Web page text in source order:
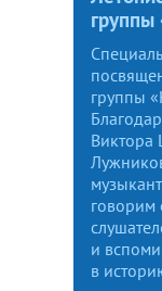
группы
Виктора
говорим
и
в